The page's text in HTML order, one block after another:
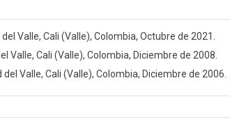
Valle, Cali (Valle), Colombia, Octubre de 2021.
Valle, Cali (Valle), Colombia, Diciembre de 2008.
Valle, Cali (Valle), Colombia, Diciembre de 2006.